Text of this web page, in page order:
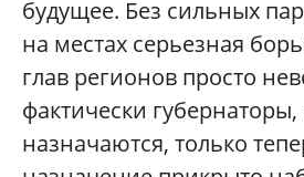
будущее. Без сильных
на местах серьезная
глав регионов просто
фактически
назначаются, только